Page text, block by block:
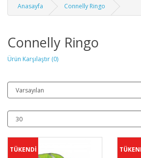
Anasayfa Connelly Ringo
Connelly Ringo
Ürün Karşılaştır (0)
TÜKENDİ